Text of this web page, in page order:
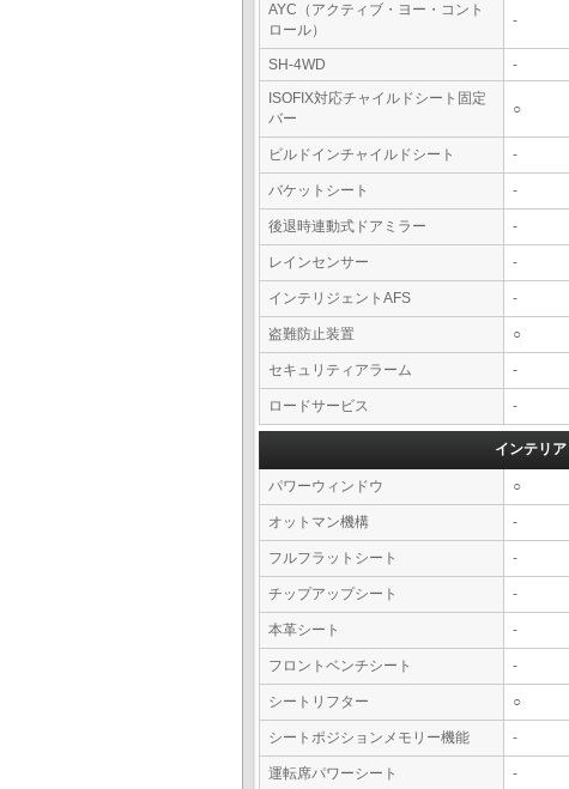
AYC（アクティブ・ヨー・コント
ロール）
-
SH-4WD
-
ISOFIX対応チャイルドシート固定
バー
○
ビルドインチャイルドシート -
バケットシート -
後退時連動式ドアミラー -
レインセンサー -
インテリジェントAFS -
盗難防止装置 ○
セキュリティアラーム -
ロードサービス -
インテリア
パワーウィンドウ ○
オットマン機構 -
フルフラットシート -
チップアップシート -
本革シート -
フロントベンチシート -
シートリフター ○
シートポジションメモリー機能 -
運転席パワーシート -